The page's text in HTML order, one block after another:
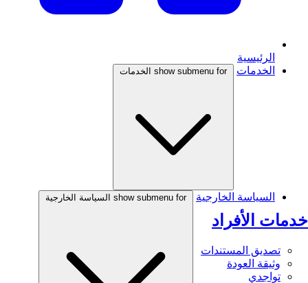
الرئيسية
الخدمات
show submenu for الخدمات
خدمات الأفراد
تصديق المستندات
وثيقة العودة
تواجدي
السياسة الخارجية show submenu for السياسة الخارجية